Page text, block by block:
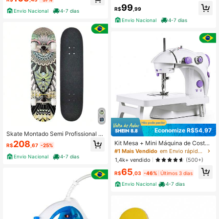
cal
Envio Nacional
4-7 dias
Skate Montado Semi Profissional S
kateboard Spin ABEC 9
R$208 ,67 -25%
Envio Nacional
4-7 dias
IXA + TRUCK DE NYLON E RODA D
E PVC MONSTERS 59X14,5CM
R$99 ,99
Envio Nacional
4-7 dias
Economize R$54,97
Kit Mesa + Mini Máquina de Costur
a Elétrica Portátil Bivolt
#1 Mais Vendido
em Envio rápido Máquinas de costura
1,4k+ vendido
(500+)
R$65 ,03 -46% Últimos 3 dias
Envio Nacional
4-7 dias